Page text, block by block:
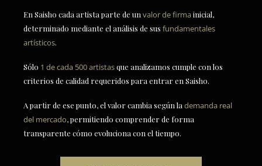
En Saisho cada artista parte de un valor de firmainicial,
determinado mediante el análisis de sus fundamentales
artísticos.
Sólo 1 de cada 500 artistasque analizamos cumple con los
criterios de calidad requeridos para entrar en Saisho.
A partir de ese punto, el valor cambia según la demanda real
del mercado, permitiendo comprender de forma
transparente cómo evoluciona con el tiempo.